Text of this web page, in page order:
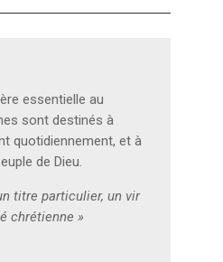
essentielle au
sont destinés à
quotidiennement, et à
de Dieu.
titre particulier, un vir
chrétienne »